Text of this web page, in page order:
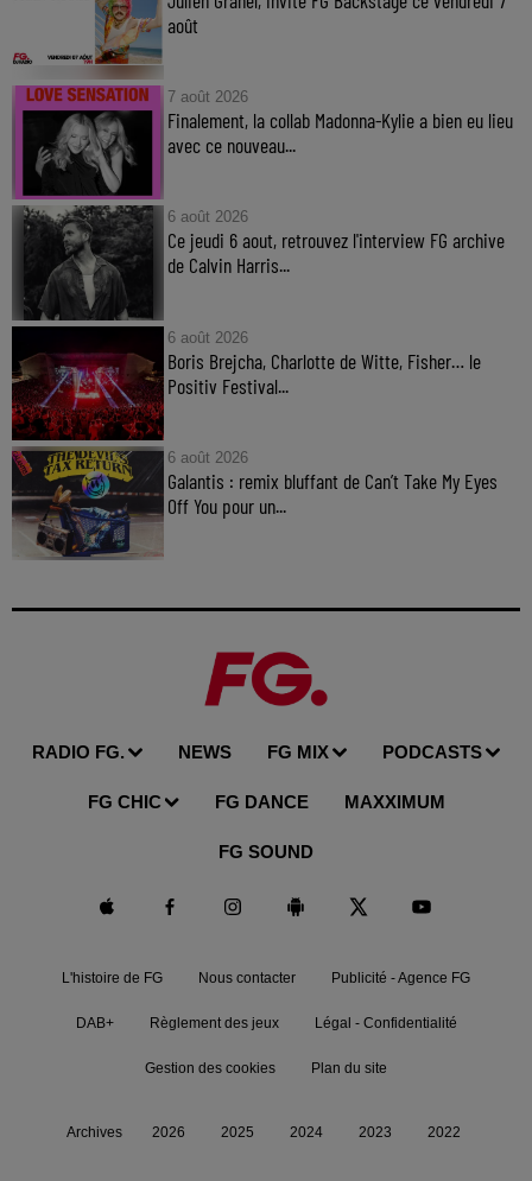
août
7 août 2026
Finalement, la collab Madonna-Kylie a bien eu lieu
avec ce nouveau...
6 août 2026
Ce jeudi 6 aout, retrouvez l'interview FG archive
de Calvin Harris...
6 août 2026
Boris Brejcha, Charlotte de Witte, Fisher… le
Positiv Festival...
6 août 2026
Galantis : remix bluffant de Can’t Take My Eyes
Off You pour un...
RADIO FG. NEWS FG MIX PODCASTS
FG CHIC FG DANCE MAXXIMUM
FG SOUND
L'histoire de FG Nous contacter Publicité - Agence FG
DAB+ Règlement des jeux Légal - Confidentialité
Gestion des cookies Plan du site
Archives 2026 2025 2024 2023 2022